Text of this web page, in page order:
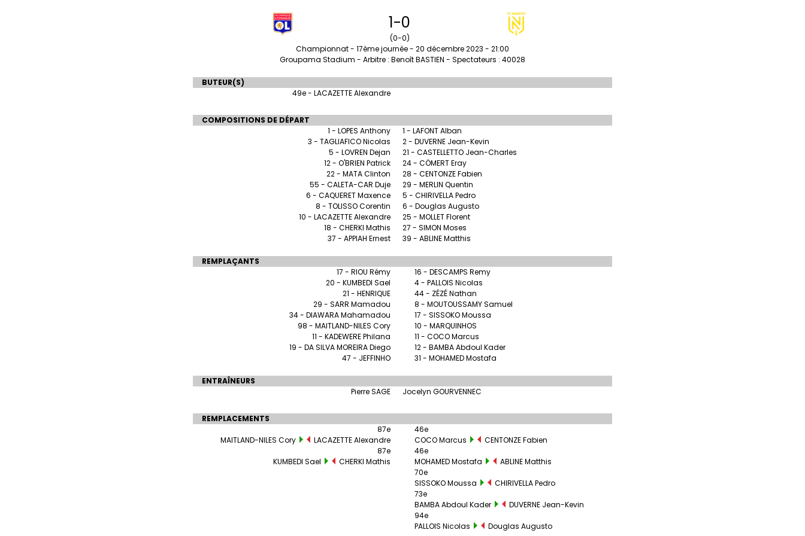
1-0
(0-0)
Championnat - 17ème journée - 20 décembre 2023 - 21:00
Groupama Stadium - Arbitre : Benoît BASTIEN - Spectateurs : 40028
BUTEUR(S)
49e - LACAZETTE Alexandre
COMPOSITIONS DE DÉPART
1 - LOPES Anthony
3 - TAGLIAFICO Nicolas
5 - LOVREN Dejan
12 - O'BRIEN Patrick
22 - MATA Clinton
55 - CALETA-CAR Duje
6 - CAQUERET Maxence
8 - TOLISSO Corentin
10 - LACAZETTE Alexandre
18 - CHERKI Mathis
37 - APPIAH Ernest
1 - LAFONT Alban
2 - DUVERNE Jean-Kevin
21 - CASTELLETTO Jean-Charles
24 - CÖMERT Eray
28 - CENTONZE Fabien
29 - MERLIN Quentin
5 - CHIRIVELLA Pedro
6 - Douglas Augusto
25 - MOLLET Florent
27 - SIMON Moses
39 - ABLINE Matthis
REMPLAÇANTS
17 - RIOU Rémy
20 - KUMBEDI Sael
21 - HENRIQUE
29 - SARR Mamadou
34 - DIAWARA Mahamadou
98 - MAITLAND-NILES Cory
11 - KADEWERE Philana
19 - DA SILVA MOREIRA Diego
47 - JEFFINHO
16 - DESCAMPS Remy
4 - PALLOIS Nicolas
44 - ZÉZÉ Nathan
8 - MOUTOUSSAMY Samuel
17 - SISSOKO Moussa
10 - MARQUINHOS
11 - COCO Marcus
12 - BAMBA Abdoul Kader
31 - MOHAMED Mostafa
ENTRAÎNEURS
Pierre SAGE
Jocelyn GOURVENNEC
REMPLACEMENTS
87e
MAITLAND-NILES Cory
LACAZETTE Alexandre
87e
KUMBEDI Sael
CHERKI Mathis
46e
COCO Marcus
CENTONZE Fabien
46e
MOHAMED Mostafa
ABLINE Matthis
70e
SISSOKO Moussa
CHIRIVELLA Pedro
73e
BAMBA Abdoul Kader
DUVERNE Jean-Kevin
94e
PALLOIS Nicolas
Douglas Augusto